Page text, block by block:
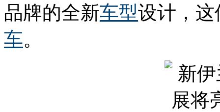
品牌的全新车型设计，
车。